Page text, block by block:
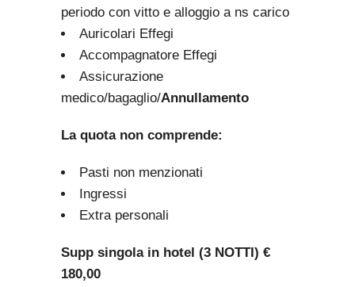
periodo con vitto e alloggio a ns carico
Auricolari Effegi
Accompagnatore Effegi
Assicurazione
medico/bagaglio/Annullamento
La quota non comprende:
Pasti non menzionati
Ingressi
Extra personali
Supp singola in hotel (3 NOTTI) €
180,00